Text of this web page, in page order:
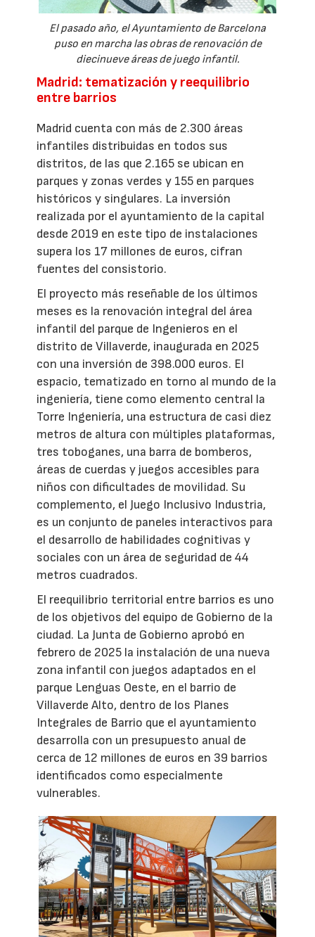
El pasado año, el Ayuntamiento de Barcelona
puso en marcha las obras de renovación de
diecinueve áreas de juego infantil.
Madrid: tematización y reequilibrio
entre barrios
Madrid cuenta con más de 2.300 áreas
infantiles distribuidas en todos sus
distritos, de las que 2.165 se ubican en
parques y zonas verdes y 155 en parques
históricos y singulares. La inversión
realizada por el ayuntamiento de la capital
desde 2019 en este tipo de instalaciones
supera los 17 millones de euros, cifran
fuentes del consistorio.
El proyecto más reseñable de los últimos
meses es la renovación integral del área
infantil del parque de Ingenieros en el
distrito de Villaverde, inaugurada en 2025
con una inversión de 398.000 euros. El
espacio, tematizado en torno al mundo de la
ingeniería, tiene como elemento central la
Torre Ingeniería, una estructura de casi diez
metros de altura con múltiples plataformas,
tres toboganes, una barra de bomberos,
áreas de cuerdas y juegos accesibles para
niños con dificultades de movilidad. Su
complemento, el Juego Inclusivo Industria,
es un conjunto de paneles interactivos para
el desarrollo de habilidades cognitivas y
sociales con un área de seguridad de 44
metros cuadrados.
El reequilibrio territorial entre barrios es uno
de los objetivos del equipo de Gobierno de la
ciudad. La Junta de Gobierno aprobó en
febrero de 2025 la instalación de una nueva
zona infantil con juegos adaptados en el
parque Lenguas Oeste, en el barrio de
Villaverde Alto, dentro de los Planes
Integrales de Barrio que el ayuntamiento
desarrolla con un presupuesto anual de
cerca de 12 millones de euros en 39 barrios
identificados como especialmente
vulnerables.